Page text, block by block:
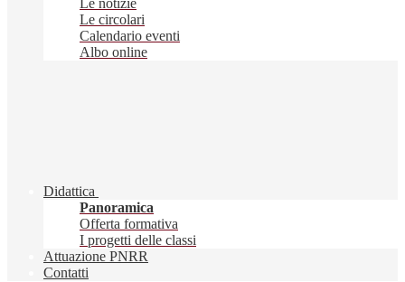
Le notizie
Le circolari
Calendario eventi
Albo online
Didattica
Panoramica
Offerta formativa
I progetti delle classi
Attuazione PNRR
Contatti